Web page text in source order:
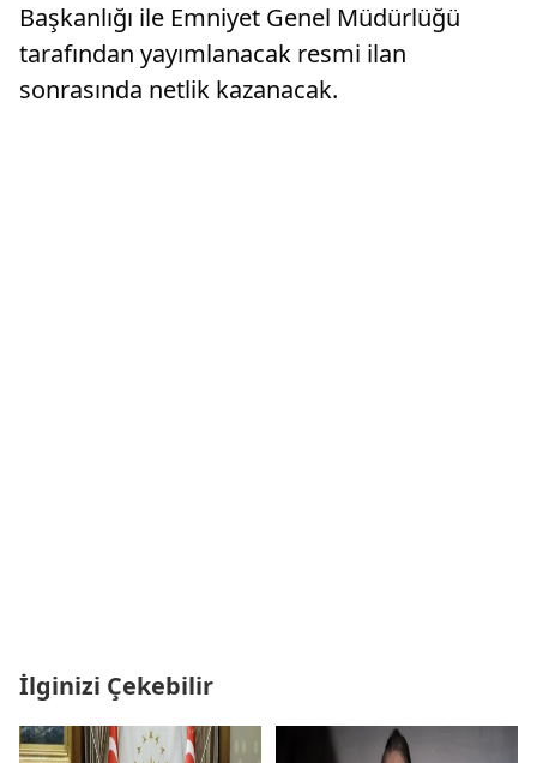
Başkanlığı ile Emniyet Genel Müdürlüğü
tarafından yayımlanacak resmi ilan
sonrasında netlik kazanacak.
İlginizi Çekebilir